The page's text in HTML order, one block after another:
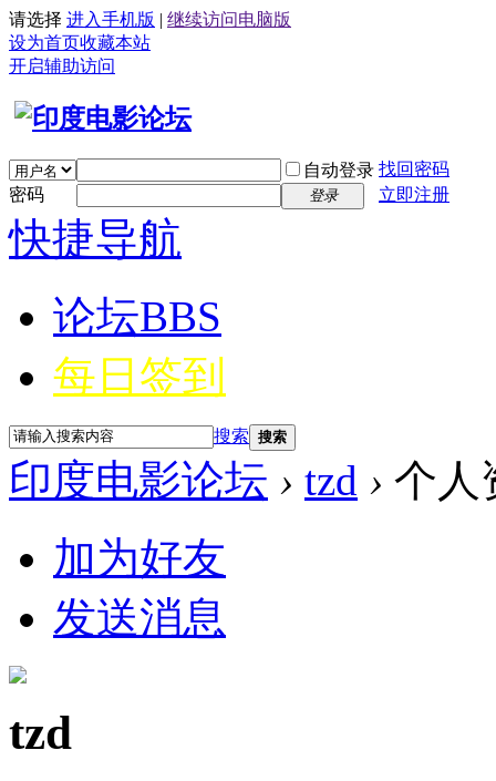
请选择 进入手机版 | 继续访问电脑版
设为首页收藏本站
开启辅助访问
自动登录 找回密码
密码
登录 立即注册
快捷导航
论坛BBS
每日签到
搜索 搜索
印度电影论坛 › tzd › 个人
加为好友
发送消息
tzd